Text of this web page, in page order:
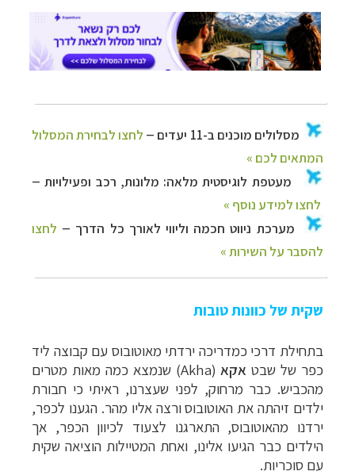
לחצו למידע נוסף »
מערכת ניווט חכמה וליווי לאורך כל הדרך–
להסבר על השירות »
שקית של כוונות טובות
בתחילת דרכי כמדריכה ירדתי מאוטובוס עם קבוצה ליד
כפר של שבט אקא (
Akha) שנמצא כמה מאות מטרים
מהכביש. כבר מרחוק, לפני שעצרנו, ראיתי כי חבורת
ילדים זיהתה את האוטובוס ורצה אליו מהר. הגענו לכפר,
ירדנו מהאוטובוס, התארגנו לצעוד לכיוון הכפר, אך
הילדים כבר הגיעו אלינו, ואחת המטיילות הוציאה שקית
עם סוכריות.